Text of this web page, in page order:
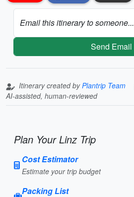
Email this itinerary to someone...
Send Email
Itinerary created byPlantrip Team
AI-assisted, human-reviewed
Plan Your Linz Trip
Cost Estimator
Estimate your trip budget
Packing List